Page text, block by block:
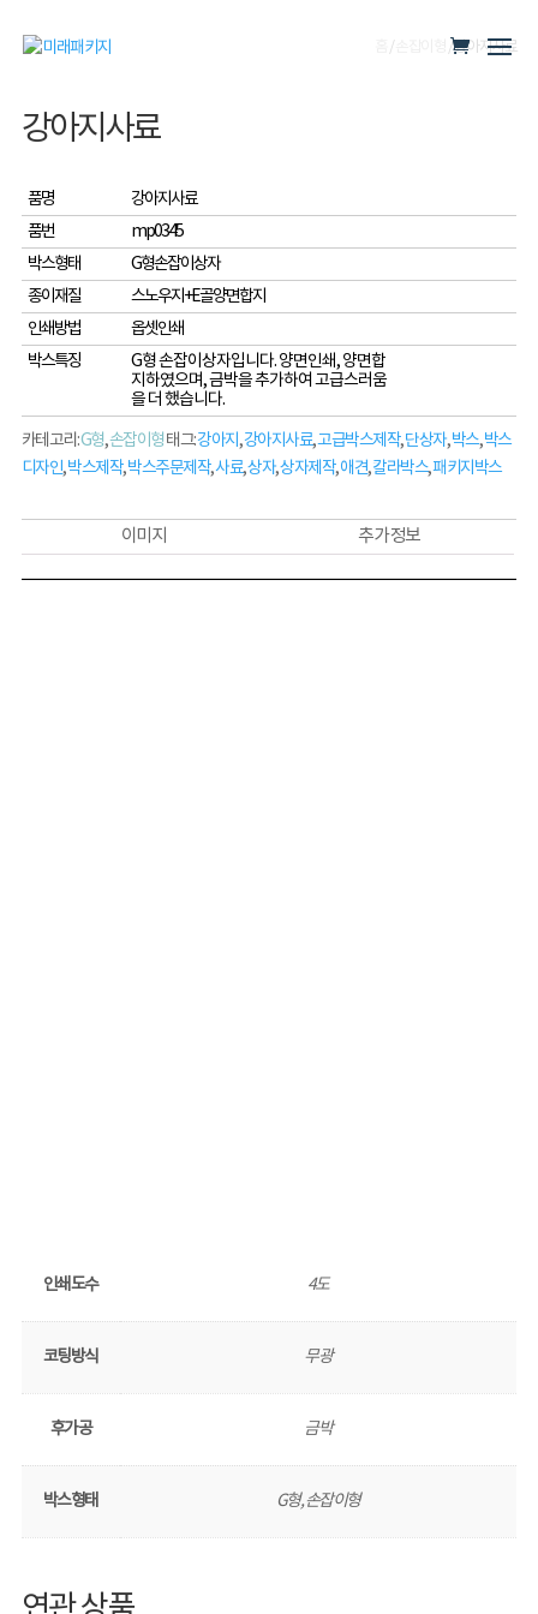
/ / 강아지사료
강아지사료
품명
강아지사료
품번
mp0345
박스형태
G형손잡이상자
종이재질
스노우지+E골양면합지
인쇄방법
옵셋인쇄
박스특징
G형 손잡이상자입니다. 양면인쇄, 양면합
지하였으며, 금박을 추가하여 고급스러움
을 더 했습니다.
카테고리:G형,손잡이형태그:강아지,강아지사료,고급박스제작,단상자,박스,박스
디자인,박스제작,박스주문제작,사료,상자,상자제작,애견,칼라박스,패키지박스
이미지 추가 정보
인쇄도수 4도
코팅방식 무광
후가공 금박
박스형태 G형, 손잡이형